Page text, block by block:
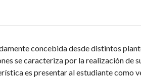
concebida desde distintos
se caracteriza por la realización de
es presentar al estudiante